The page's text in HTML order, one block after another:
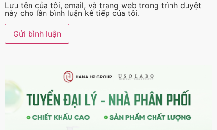
Lưu tên của tôi, email, và trang web trong trình duyệt
này cho lần bình luận kế tiếp của tôi.